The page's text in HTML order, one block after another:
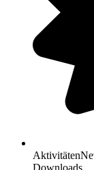
Aktivitäten